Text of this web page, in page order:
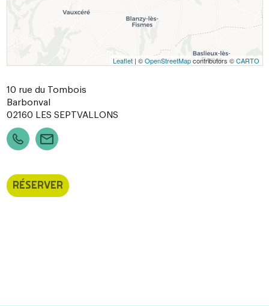
Leaflet| ©OpenStreetMapcontributors ©CARTO
10 rue du Tombois
Barbonval
02160
LES SEPTVALLONS
RÉSERVER